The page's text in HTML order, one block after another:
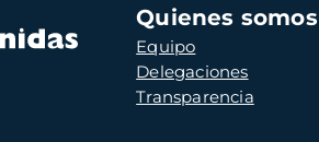
Navegación
principal
Quienes somos
Equipo
Delegaciones
Transparencia